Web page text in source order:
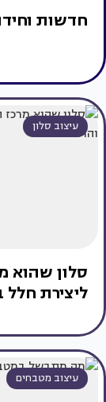
חדשות
עיצוב סלון
סלון שהוא
ליצירת חלל
עיצוב מטבחים